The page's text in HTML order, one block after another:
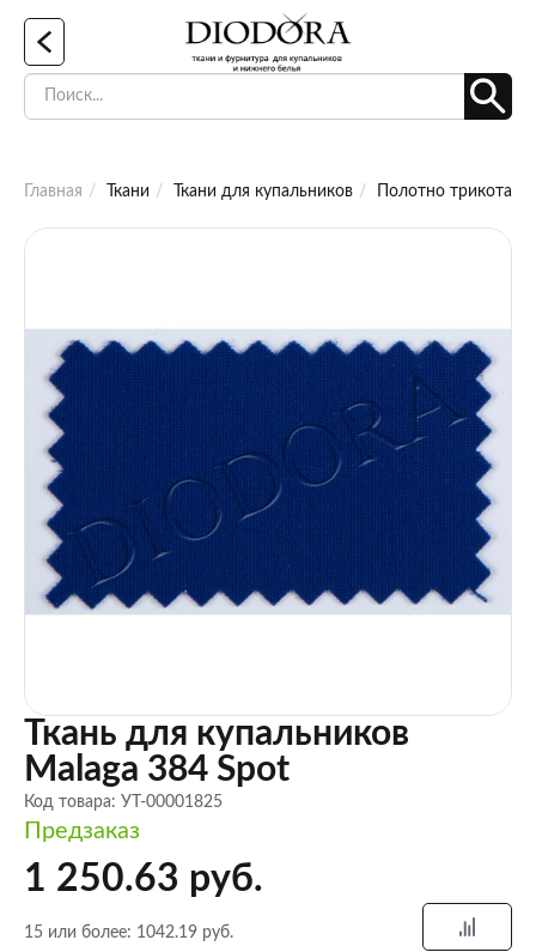
Главная Ткани Ткани для купальников Полотно
Ткань для купальников
Malaga 384 Spot
Код товара: УТ-00001825
Предзаказ
1 250.63 руб.
15 или более: 1042.19 руб.